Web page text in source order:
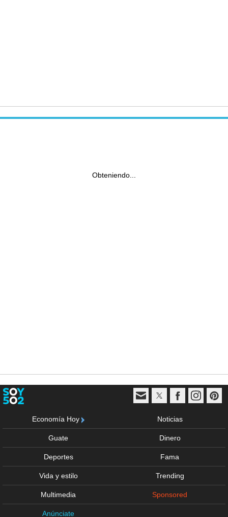
Obteniendo...
Economía Hoy Noticias
Guate Dinero
Deportes Fama
Vida y estilo Trending
Multimedia Sponsored
Anúnciate